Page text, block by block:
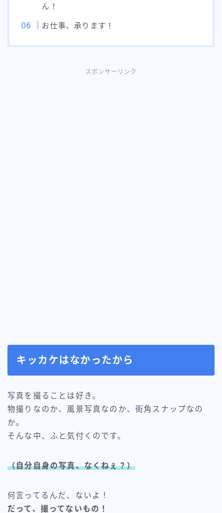
ん！
お仕事、承ります！
スポンサーリンク
キッカケはなかったから
写真を撮ることは好き。
物撮りなのか、風景写真なのか、街角スナップなの
か。
そんな中、ふと気付くのです。
（自分自身の写真、なくねぇ？）
何言ってるんだ、ないよ！
だって、撮ってないもの！